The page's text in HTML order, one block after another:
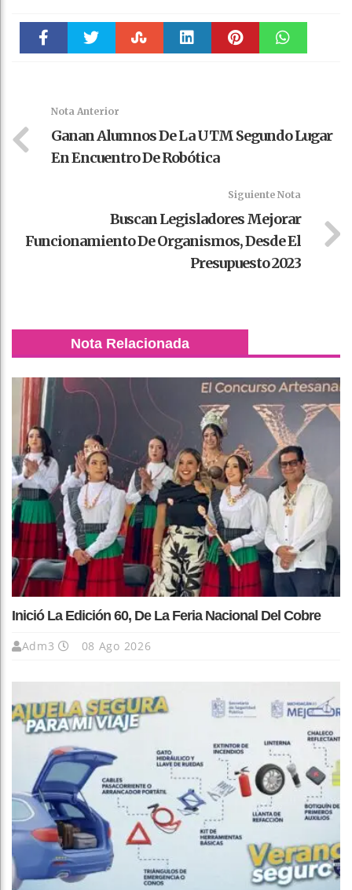
Nota Anterior
Ganan Alumnos De La UTM Segundo Lugar
En Encuentro De Robótica
Siguiente Nota
Buscan Legisladores Mejorar
Funcionamiento De Organismos, Desde El
Presupuesto 2023
Nota Relacionada
Inició La Edición 60, De La Feria Nacional Del Cobre
Adm3 08 Ago 2026